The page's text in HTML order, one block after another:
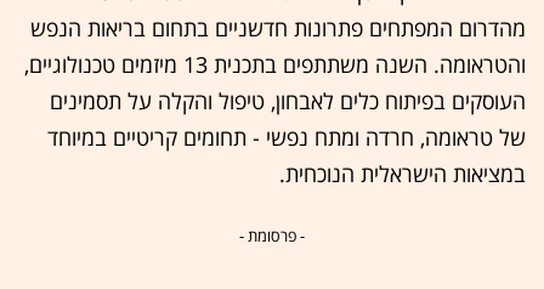
מהדרום המפתחים פתרונות חדשניים בתחום בריאות הנפש
והטראומה. השנה משתתפים בתכנית 13 מיזמים טכנולוגיים,
העוסקים בפיתוח כלים לאבחון, טיפול והקלה על תסמינים
של טראומה, חרדה ומתח נפשי - תחומים קריטיים במיוחד
במציאות הישראלית הנוכחית.
- פרסומת -